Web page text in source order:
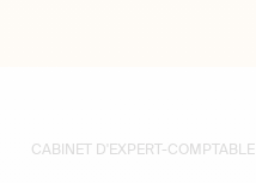
CABINET D'EXPERT-COMPTABLE